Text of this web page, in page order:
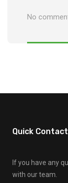
No
Quick Contact
If you have any
with our team.